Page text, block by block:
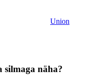
Union
silmaga näha?